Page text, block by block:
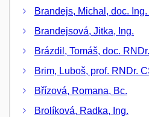
Brandejs, Michal, doc.
Brandejsová, Jitka, Ing.
Brázdil, Tomáš, doc.
Brim, Luboš, prof. RNDr.
Břízová, Romana, Bc.
Brolíková, Radka, Ing.